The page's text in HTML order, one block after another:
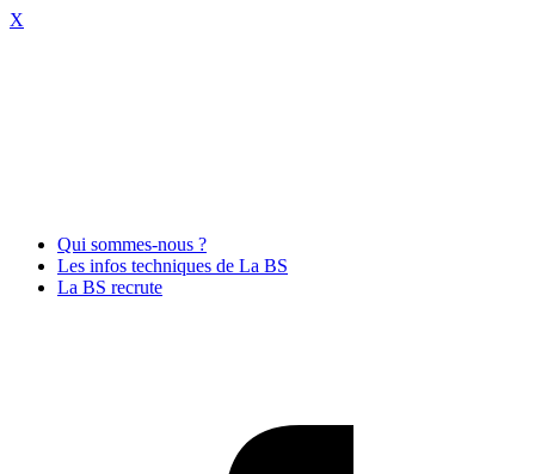
X
Qui sommes-nous ?
Les infos techniques de La BS
La BS recrute